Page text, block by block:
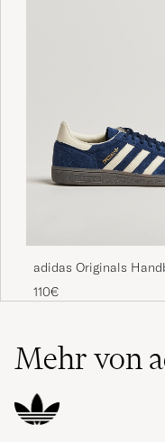
adidas Originals
Sneaker Navy/White
110€
Mehr von